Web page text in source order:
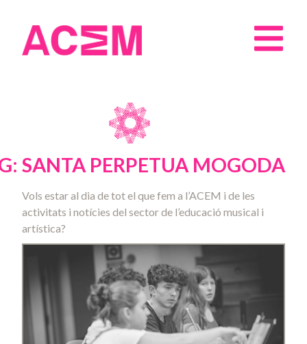
SANTA PERPETUA MOGODA
Vols estar al dia de tot el que fem a l’ACEM i de les
activitats i notícies del sector de l’educació musical i
artística?